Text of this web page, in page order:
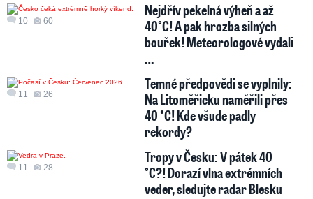
10 60
Nejdřív pekelná výheň a až
40°C! A pak hrozba silných
bouřek! Meteorologové vydali
…
11 26
Temné předpovědi se vyplnily:
Na Litoměřicku naměřili přes
40 °C! Kde všude padly
rekordy?
11 28
Tropy v Česku: V pátek 40
°C?! Dorazí vlna extrémních
veder, sledujte radar Blesku